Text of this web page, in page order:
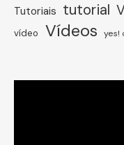
Tutoriais tutorial
vídeo Vídeos yes!